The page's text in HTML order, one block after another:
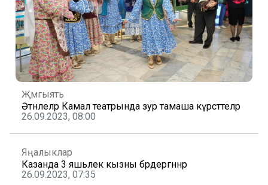
Җәмгыять
Әтнәлеләр Камал театрында зур тамаша күрсәттеләр
26.09.2023, 08:00
Яңалыклар
Казанда 3 яшьлек кызны бәрдергәннәр
26.09.2023, 07:35